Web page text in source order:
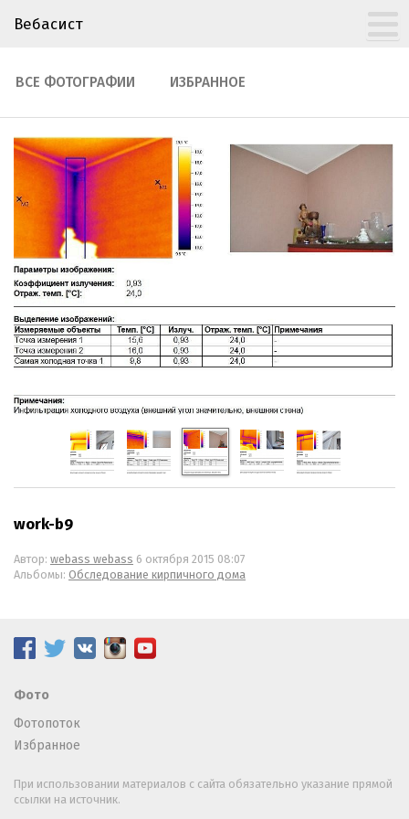
Вебасист
ВСЕ ФОТОГРАФИИ ИЗБРАННОЕ
work-b9
Автор: webass webass 6 октября 2015 08:07
Альбомы: Обследование кирпичного дома
Фото
Фотопоток
Избранное
При использовании материалов с сайта обязательно указание прямой
ссылки на источник.